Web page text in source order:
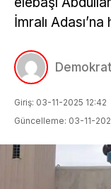
İmralı
Giriş: 03-11-2025 12:42
Güncelleme: 03-11-